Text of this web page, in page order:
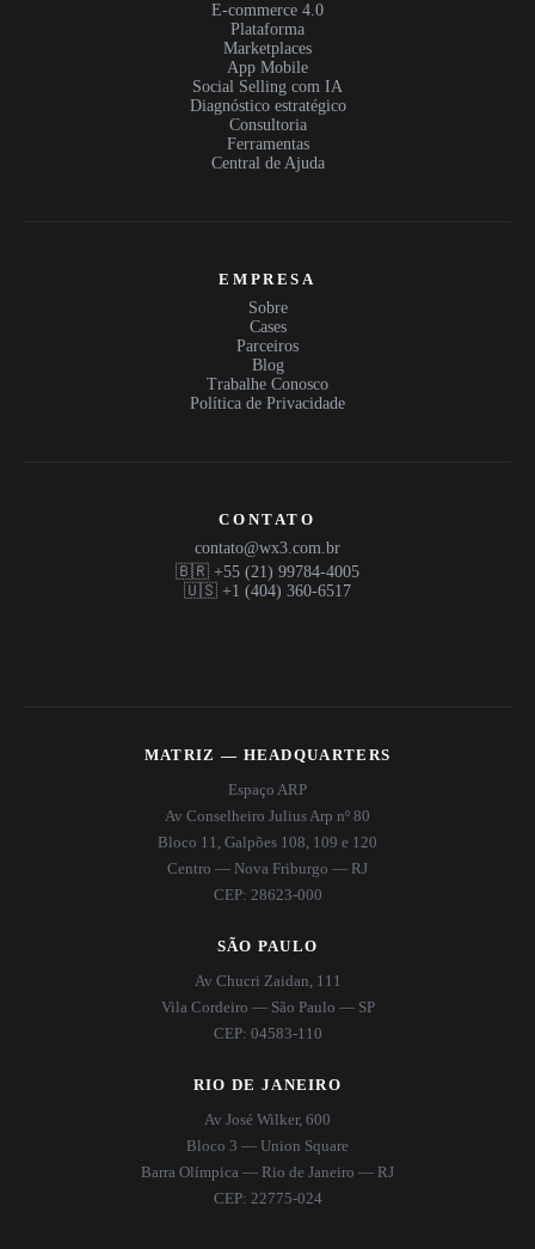
E-commerce 4.0
Plataforma
Marketplaces
App Mobile
Social Selling com IA
Diagnóstico estratégico
Consultoria
Ferramentas
Central de Ajuda
EMPRESA
Sobre
Cases
Parceiros
Blog
Trabalhe Conosco
Política de Privacidade
CONTATO
contato@wx3.com.br
🇧🇷 +55 (21) 99784-4005
🇺🇸 +1 (404) 360-6517
MATRIZ — HEADQUARTERS
Espaço ARP
Av Conselheiro Julius Arp nº 80
Bloco 11, Galpões 108, 109 e 120
Centro — Nova Friburgo — RJ
CEP: 28623-000
SÃO PAULO
Av Chucri Zaidan, 111
Vila Cordeiro — São Paulo — SP
CEP: 04583-110
RIO DE JANEIRO
Av José Wilker, 600
Bloco 3 — Union Square
Barra Olímpica — Rio de Janeiro — RJ
CEP: 22775-024